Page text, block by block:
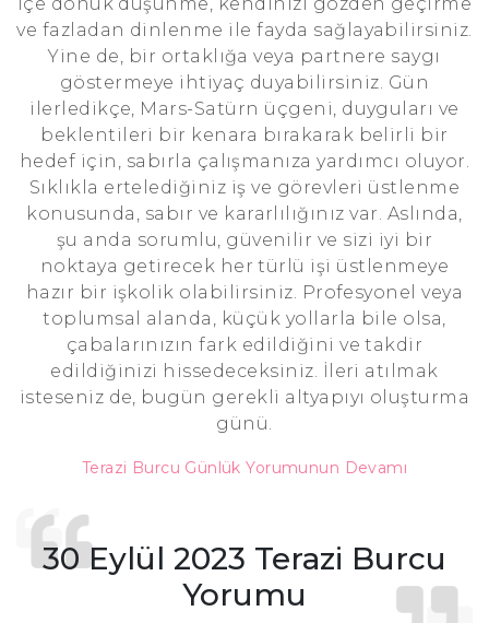
ve fazladan dinlenme ile fayda sağlayabilirsiniz.
Yine de, bir ortaklığa veya partnere saygı
göstermeye ihtiyaç duyabilirsiniz. Gün
ilerledikçe, Mars-Satürn üçgeni, duyguları ve
beklentileri bir kenara bırakarak belirli bir
hedef için, sabırla çalışmanıza yardımcı oluyor.
Sıklıkla ertelediğiniz iş ve görevleri üstlenme
konusunda, sabır ve kararlılığınız var. Aslında,
şu anda sorumlu, güvenilir ve sizi iyi bir
noktaya getirecek her türlü işi üstlenmeye
hazır bir işkolik olabilirsiniz. Profesyonel veya
toplumsal alanda, küçük yollarla bile olsa,
çabalarınızın fark edildiğini ve takdir
edildiğinizi hissedeceksiniz. İleri atılmak
isteseniz de, bugün gerekli altyapıyı oluşturma
günü.
Terazi Burcu Günlük Yorumunun Devamı
30 Eylül 2023 Terazi Burcu
Yorumu